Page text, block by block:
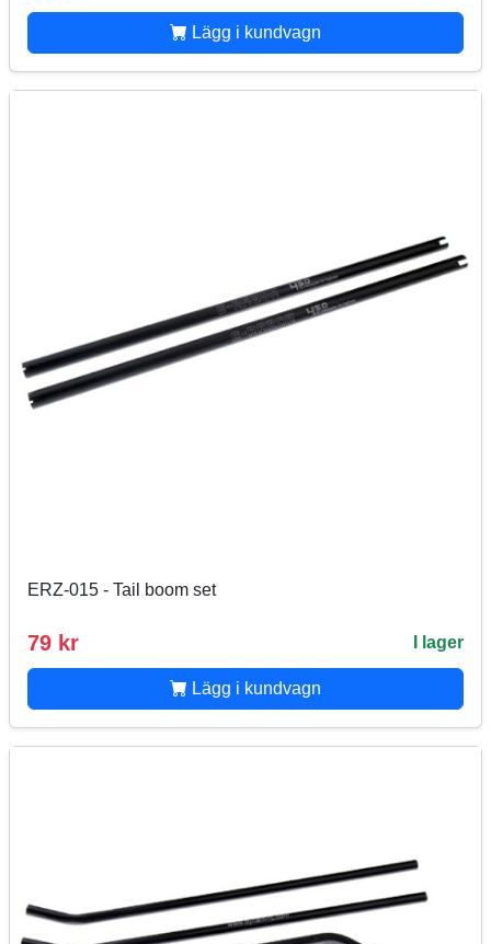
Lägg i kundvagn
ERZ-015 - Tail boom set
79 kr I lager
Lägg i kundvagn